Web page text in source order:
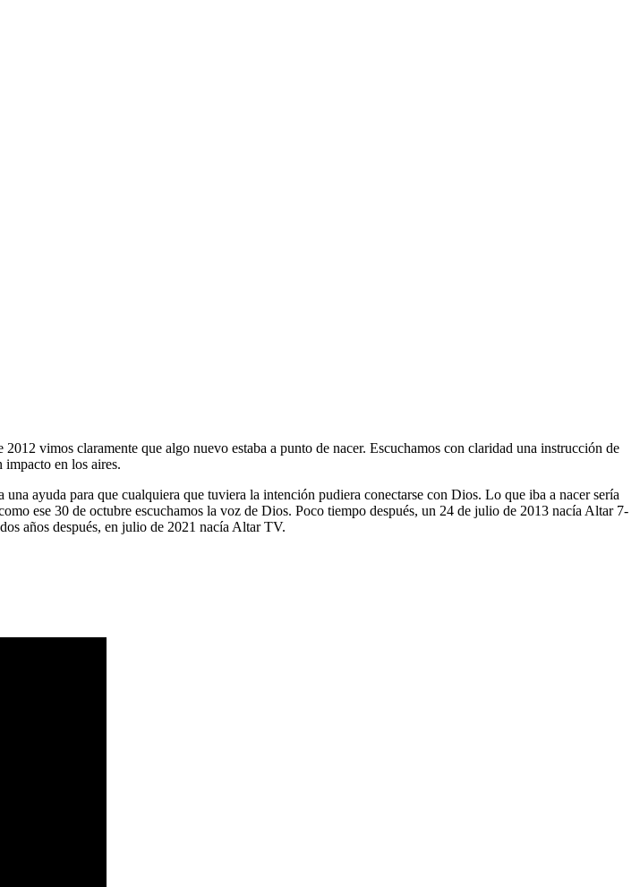
vimos claramente que algo nuevo estaba a punto de nacer. Escuchamos con claridad una instrucción de
impacto en los aires.
ayuda para que cualquiera que tuviera la intención pudiera conectarse con Dios. Lo que iba a nacer sería
ese 30 de octubre escuchamos la voz de Dios. Poco tiempo después, un 24 de julio de 2013 nacía Altar 7-
años después, en julio de 2021 nacía Altar TV.